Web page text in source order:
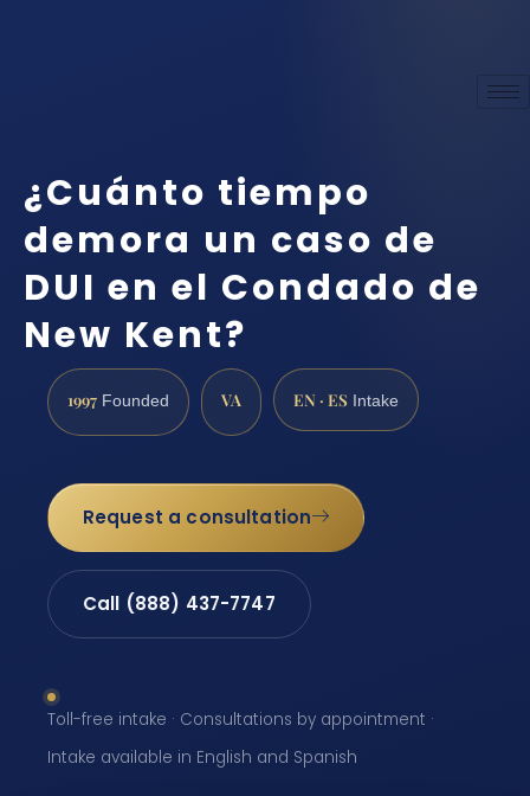
¿Cuánto tiempo
demora un caso de
DUI en el Condado de
New Kent?
1997 Founded VA EN · ES Intake
Request a consultation
Call (888) 437-7747
Toll-free intake · Consultations by appointment ·
Intake available in English and Spanish